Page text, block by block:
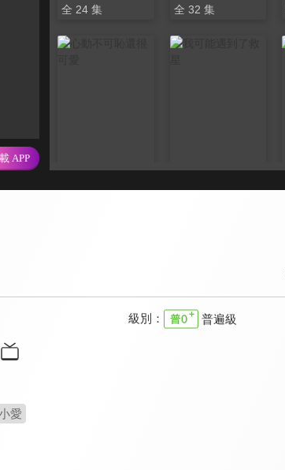
全 24 集 全 32 集
級別： 普遍級
愛